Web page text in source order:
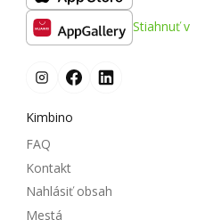
Stiahnuť v
Kimbino
FAQ
Kontakt
Nahlásiť obsah
Mestá